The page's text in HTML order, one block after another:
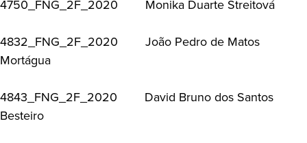
4750_FNG_2F_2020 Monika Duarte Streitová
4832_FNG_2F_2020 João Pedro de Matos
Mortágua
4843_FNG_2F_2020 David Bruno dos Santos
Besteiro